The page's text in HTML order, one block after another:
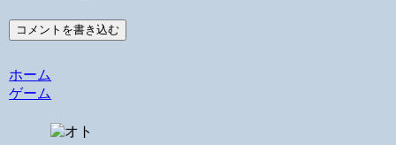
コメントを書き込む
ホーム
ゲーム